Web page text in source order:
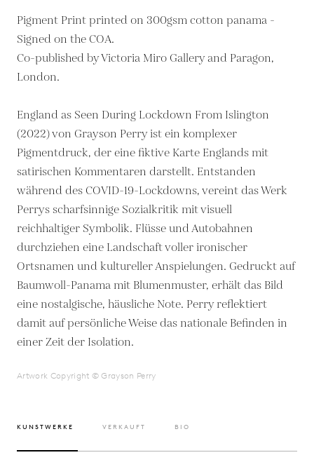
Pigment Print printed on 300gsm cotton panama -
Signed on the COA.
Co-published by Victoria Miro Gallery and Paragon,
London.
England as Seen During Lockdown From Islington
(2022) von Grayson Perry ist ein komplexer
Pigmentdruck, der eine fiktive Karte Englands mit
satirischen Kommentaren darstellt. Entstanden
während des COVID-19-Lockdowns, vereint das Werk
Perrys scharfsinnige Sozialkritik mit visuell
reichhaltiger Symbolik. Flüsse und Autobahnen
durchziehen eine Landschaft voller ironischer
Ortsnamen und kultureller Anspielungen. Gedruckt auf
Baumwoll-Panama mit Blumenmuster, erhält das Bild
eine nostalgische, häusliche Note. Perry reflektiert
damit auf persönliche Weise das nationale Befinden in
einer Zeit der Isolation.
Artwork Copyright © Grayson Perry
KUNSTWERKE VERKAUFT BIO